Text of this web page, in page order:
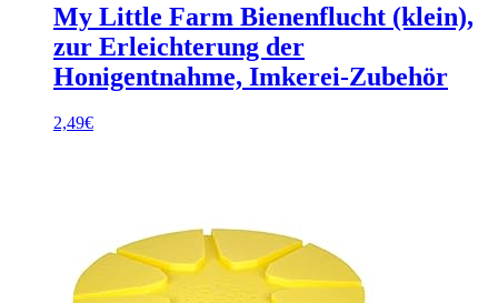
My Little Farm Bienenflucht (klein),
zur Erleichterung der
Honigentnahme, Imkerei-Zubehör
2,49€